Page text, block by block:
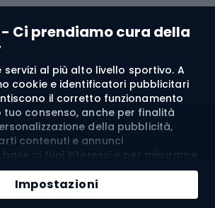
Ci prendiamo cura della
al più alto livello sportivo. A
cookie e identificatori pubblicitari
il corretto funzionamento
tuo consenso, anche per finalità
della pubblicità,
contenuti e annunci
ai tuoi interessi e per misurarne
e gli identificatori pubblicitari
utilizzati sia per attività
sia non personalizzate, a
Impostazioni
Aggiungi al carrello